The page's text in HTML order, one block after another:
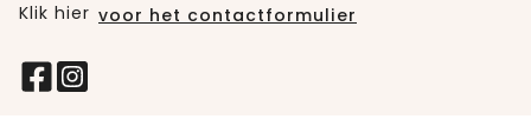
Klik hier voor het contactformulier